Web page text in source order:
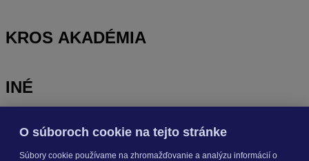
KROS AKADÉMIA
INÉ
OdoberajteNOVINKY
O súboroch cookie na tejto stránke
Súbory cookie používame na zhromažďovanie a analýzu informácií o